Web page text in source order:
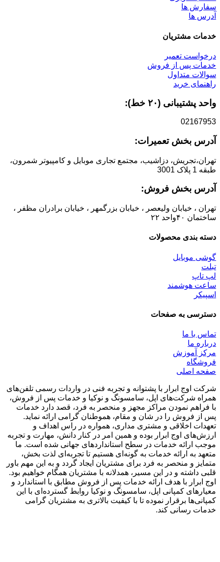
سفارش ها
آدرس ها
خدمات مشتریان
درخواست تعمیر
خدمات پس از فروش
سوالات متداول
راهنمای خرید
واحد پشتیبانی (۲۰ خط):
02167953
آدرس بخش تعمیرات:
تهران،تجریش، دزاشیب، مجتمع تجاری موبایل و کامپیوتر شمرون،
طبقه 1 پلاک 3001
آدرس بخش فروش:
تهران ، خیابان ولیعصر ، خیابان بزرگمهر ، خیابان برادران مظفر ،
ساختمان ۴۰واحد ۲۲
دسته بندی محصولات
گوشی موبایل
تبلت
لپ تاپ
ساعت هوشمند
اسپیکر
دسترسی به صفحات
تماس با ما
درباره ما
مرکز آموزش
فروشگاه
صفحه اصلی
شرکت اوج ابرار با پشتوانه و تجربه فنی در واردات رسمی تلفن‌های
همراه شرکت‌های اپل، سامسونگ و نوکیا و خدمات پس از فروش،
با فراهم نمودن مراکز مجهز و منحصر به فرد، قصد دارد خدمات
پس از فروش را در شان و مقام، هموطنان گرامی ارائه نماید.
تعهدات اخلاقی و مشتری مداری، همواره در راس اهداف و
ارزش‌های اوج ابرار بوده و همین امر در کنار دانش، مهارت و تجربه
موجب ارائه خدمات در سطح استاندارد‌های جهانی شده است. ما
متعهد به ارائه خدمات به گونه‌ای هستیم تا تجربه‌ای لذت بخش،
متمایز و منحصر به فرد برای مشتریان ایجاد گردد و به این مهم باور
قلبی داشته و در این مسیر، همدلانه با مشتریان همگام خواهیم بود.
اوج ابرار با هدف ارائه خدمات پس از فروش مطابق با استاندارد و
معیارهای کمپانی اپل، سامسونگ و نوکیا روابط گسترده‌ای با این
کمپانی‌ها برقرار نموده تا با کیفیت بالاتری به مشتریان گرامی
خدمات رسانی کند.